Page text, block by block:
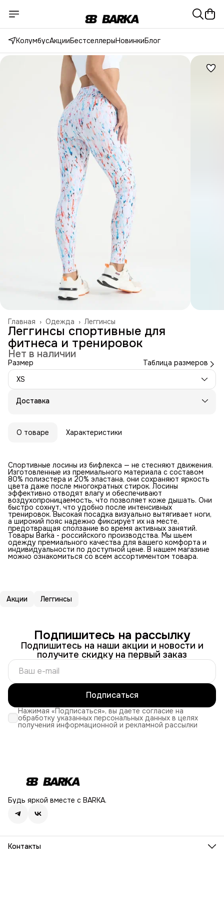
КолумбусАкцииБестселлерыНовинкиБлог
Леггинсы
Одежда ›
Главная ›
Леггинсы спортивные для
фитнеса и тренировок
Нет в наличии
Размер
Таблица размеров
XS
Доставка
О товаре Характеристики
Спортивные лосины из бифлекса — не стесняют движения.
Изготовленные из премиального материала с составом
80% полиэстера и 20% эластана, они сохраняют яркость
цвета даже после многократных стирок. Лосины
эффективно отводят влагу и обеспечивают
воздухопроницаемость, что позволяет коже дышать. Они
быстро сохнут, что удобно после интенсивных
тренировок. Высокая посадка визуально вытягивает ноги,
а широкий пояс надежно фиксирует их на месте,
предотвращая сползание во время активных занятий.
Товары Barka - российского производства. Мы шьем
одежду премиального качества для вашего комфорта и
индивидуальности по доступной цене. В нашем магазине
можно ознакомиться со всем ассортиментом товара.
Акции Леггинсы
Подпишитесь на рассылку
Подпишитесь на наши акции и новости и
получите скидку на первый заказ
Подписаться
Нажимая «Подписаться», вы даете согласие на
обработку указанных персональных данных в целях
получения информационной и рекламной рассылки
Будь яркой вместе с BARKA.
Контакты